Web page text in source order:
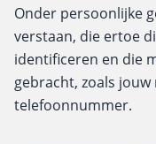
Onder persoonlijke
verstaan, die ertoe
identificeren en die
gebracht, zoals
telefoonnummer.